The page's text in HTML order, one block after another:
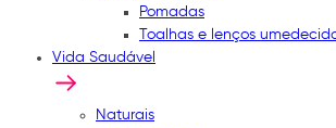
Pomadas
Toalhas e lenços
Vida Saudável
Naturais